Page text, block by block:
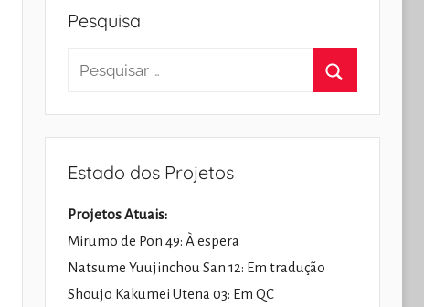
Pesquisa
Pesquisar
Estado dos Projetos
Projetos Atuais:
Mirumo de Pon 49: À espera
Natsume Yuujinchou San 12: Em tradução
Shoujo Kakumei Utena 03: Em QC